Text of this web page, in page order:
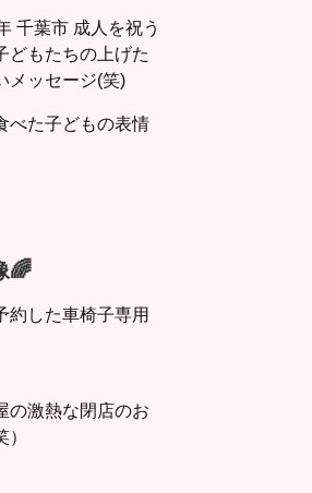
千葉市 成人を祝う
どもたちの上げた
メッセージ(笑)
べた子どもの表情
🌈
約した車椅子専用
の激熱な閉店のお